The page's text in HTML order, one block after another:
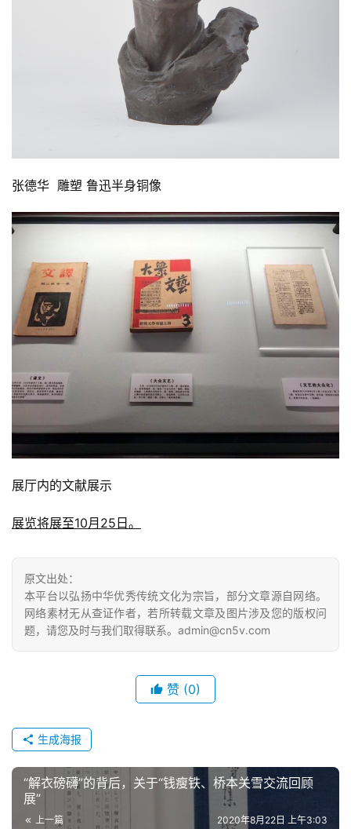
张德华  雕塑 鲁迅半身铜像
展厅内的文献展示
展览将展至10月25日。
原文出处：
本平台以弘扬中华优秀传统文化为宗旨，部分文章源自网络。
网络素材无从查证作者，若所转载文章及图片涉及您的版权问
题，请您及时与我们取得联系。admin@cn5v.com
赞 (0)
生成海报
“解衣磅礴”的背后，关于“钱瘦铁、桥本关雪交流回顾
展”
上一篇 2020年8月22日 上午3:03